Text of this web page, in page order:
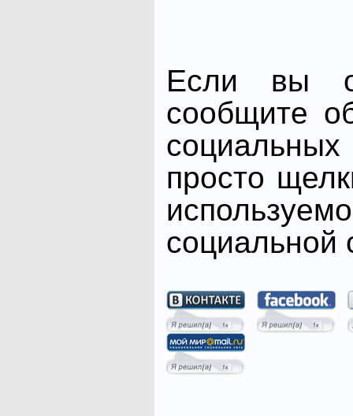
Если вы
сообщите
просто
социальной